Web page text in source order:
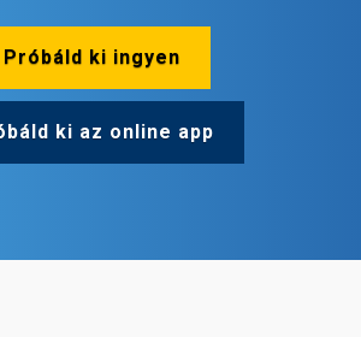
Próbáld ki ingyen
ki az online app